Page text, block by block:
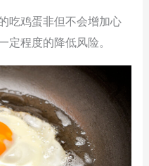
吃鸡蛋非但不会增加心
程度的降低风险。